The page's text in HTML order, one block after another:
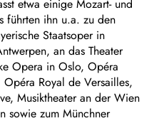
etwa einige Mozart- und
führten ihn u.a. zu den
Staatsoper in
an das Theater
Opera in Oslo, Opéra
Royal de Versailles,
Musiktheater an der Wien
sowie zum Münchner